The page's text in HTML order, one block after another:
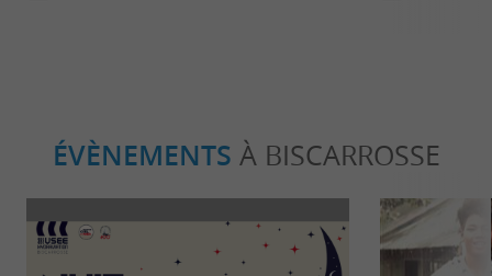
ÉVÈNEMENTS À BISCARROSSE